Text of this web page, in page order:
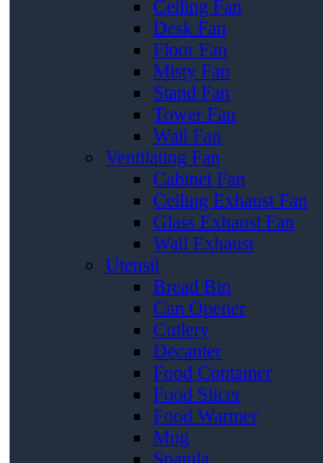
Ceiling Fan
Desk Fan
Floor Fan
Misty Fan
Stand Fan
Tower Fan
Wall Fan
Ventilating Fan
Cabinet Fan
Ceiling Exhaust Fan
Glass Exhaust Fan
Wall Exhaust
Utensil
Bread Bin
Can Opener
Cutlery
Decanter
Food Container
Food Slicer
Food Warmer
Mug
Spatula